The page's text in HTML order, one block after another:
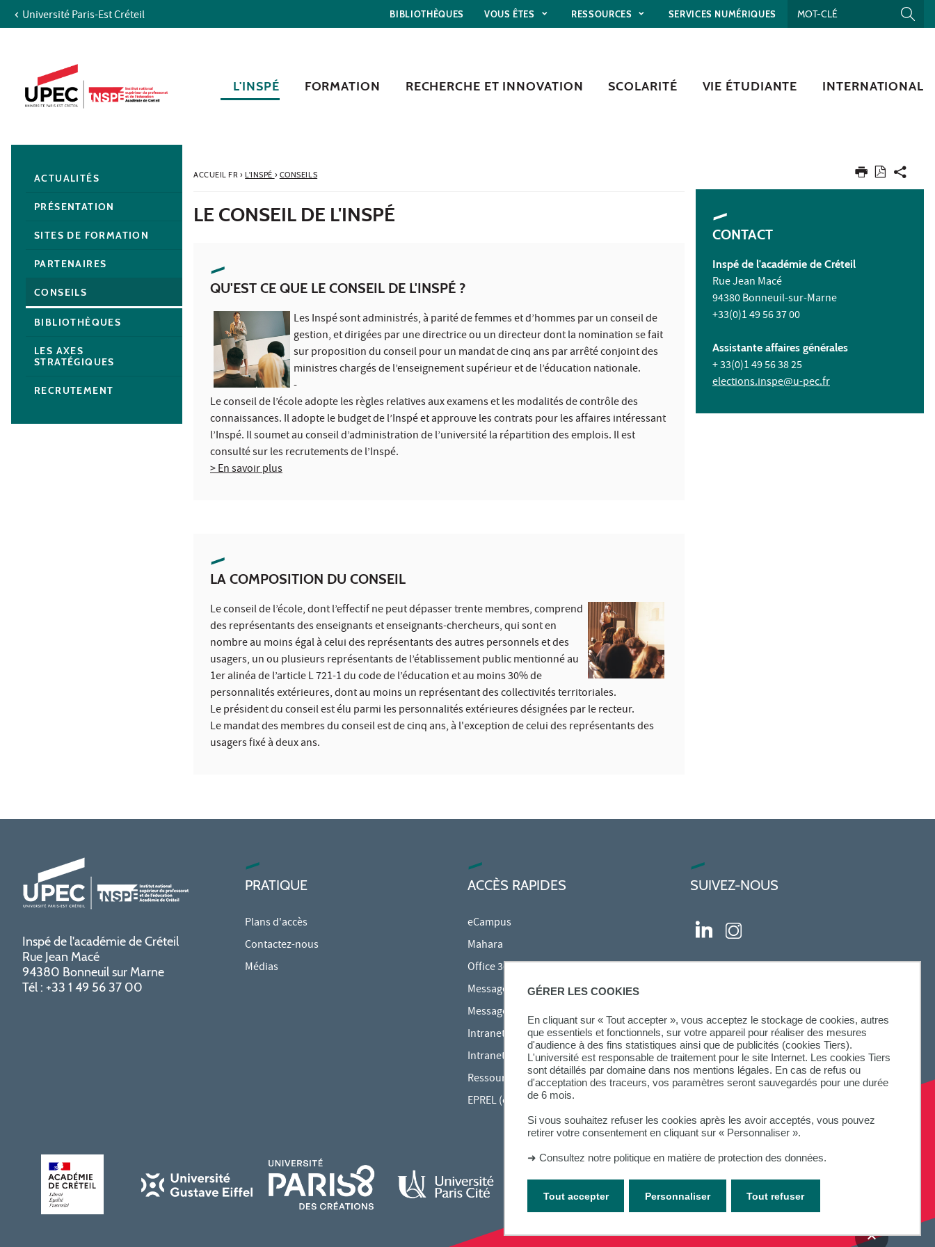
GÉRER LES COOKIES
En cliquant sur « Tout accepter », vous acceptez le stockage de cookies, autres
que essentiels et fonctionnels, sur votre appareil pour réaliser des mesures
d'audience à des fins statistiques ainsi que de publicités (cookies Tiers).
L'université est responsable de traitement pour le site Internet. Les cookies Tiers
sont détaillés par domaine dans nos mentions légales. En cas de refus ou
d'acceptation des traceurs, vos paramètres seront sauvegardés pour une durée
de 6 mois.
Si vous souhaitez refuser les cookies après les avoir acceptés, vous pouvez
retirer votre consentement en cliquant sur « Personnaliser ».
➜ Consultez notre politique en matière de protection des données.
Tout accepter Tout refuser
Personnaliser
Aller au contenu
Recherche
Navigation secondaire
Université Paris-Est Créteil BIBLIOTHÈQUES VOUS ÊTES RESSOURCES SERVICES NUMÉRIQUES
L'INSPÉ FORMATION RECHERCHE ET INNOVATION SCOLARITÉ VIE ÉTUDIANTE INTERNATIONAL
ACCUEIL FR› L'INSPÉ › CONSEILS
LE CONSEIL DE L'INSPÉ
QU'EST CE QUE LE CONSEIL DE L'INSPÉ ?
Les Inspé sont administrés, à parité de femmes et d’hommes par un conseil de
gestion, et dirigées par une directrice ou un directeur dont la nomination se fait
sur proposition du conseil pour un mandat de cinq ans par arrêté conjoint des
ministres chargés de l’enseignement supérieur et de l’éducation nationale.
-
Le conseil de l’école adopte les règles relatives aux examens et les modalités de contrôle des
connaissances. Il adopte le budget de l’Inspé et approuve les contrats pour les affaires intéressant
l’Inspé. Il soumet au conseil d’administration de l’université la répartition des emplois. Il est
consulté sur les recrutements de l’Inspé.
> En savoir plus
LA COMPOSITION DU CONSEIL
Le conseil de l’école, dont l’effectif ne peut dépasser trente membres, comprend
des représentants des enseignants et enseignants-chercheurs, qui sont en
nombre au moins égal à celui des représentants des autres personnels et des
usagers, un ou plusieurs représentants de l’établissement public mentionné au
1er alinéa de l’article L 721-1 du code de l’éducation et au moins 30% de
personnalités extérieures, dont au moins un représentant des collectivités territoriales.
Le président du conseil est élu parmi les personnalités extérieures désignées par le recteur.
Le mandat des membres du conseil est de cinq ans, à l'exception de celui des représentants des
usagers fixé à deux ans.
CONTACT
Inspé de l'académie de Créteil
Rue Jean Macé
94380 Bonneuil-sur-Marne
+33(0)1 49 56 37 00
Assistante affaires générales
+ 33(0)1 49 56 38 25
elections.inspe@u-pec.fr
ACTUALITÉS
PRÉSENTATION
SITES DE FORMATION
PARTENAIRES
CONSEILS
BIBLIOTHÈQUES
LES AXES
STRATÉGIQUES
RECRUTEMENT
Inspé de l'académie de Créteil
Rue Jean Macé
94380 Bonneuil sur Marne
Tél : +33 1 49 56 37 00
PRATIQUE
Plans d'accès
Contactez-nous
Médias
ACCÈS RAPIDES
eCampus
Mahara
Office 365
Messagerie des étudiants
Messagerie des personnels
Intranet Inspé
Intranet UPEC
Ressources audiovisuelles Inspé
EPREL (cours en ligne)
SUIVEZ-NOUS